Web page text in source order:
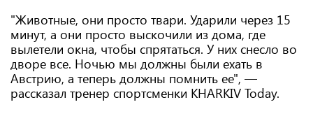
"Животные, они просто твари. Ударили через 15
минут, а они просто выскочили из дома, где
вылетели окна, чтобы спрятаться. У них снесло во
дворе все. Ночью мы должны были ехать в
Австрию, а теперь должны помнить ее", —
рассказал тренер спортсменки KHARKIV Today.